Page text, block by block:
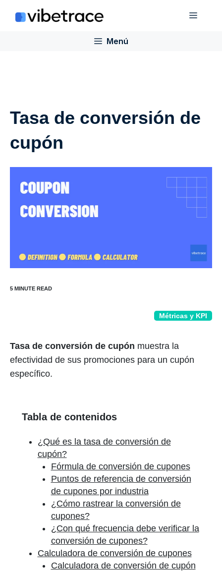
Menú
Menú
Tasa de conversión de
cupón
Métricas y KPI
Tasa de conversión de cupón muestra la
efectividad de sus promociones para un cupón
específico.
Tabla de contenidos
¿Qué es la tasa de conversión de
cupón?
Fórmula de conversión de cupones
Puntos de referencia de conversión
de cupones por industria
¿Cómo rastrear la conversión de
cupones?
¿Con qué frecuencia debe verificar la
conversión de cupones?
Calculadora de conversión de cupones
Calculadora de conversión de cupón